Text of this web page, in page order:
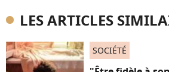
LES ARTICLES
SOCIÉTÉ